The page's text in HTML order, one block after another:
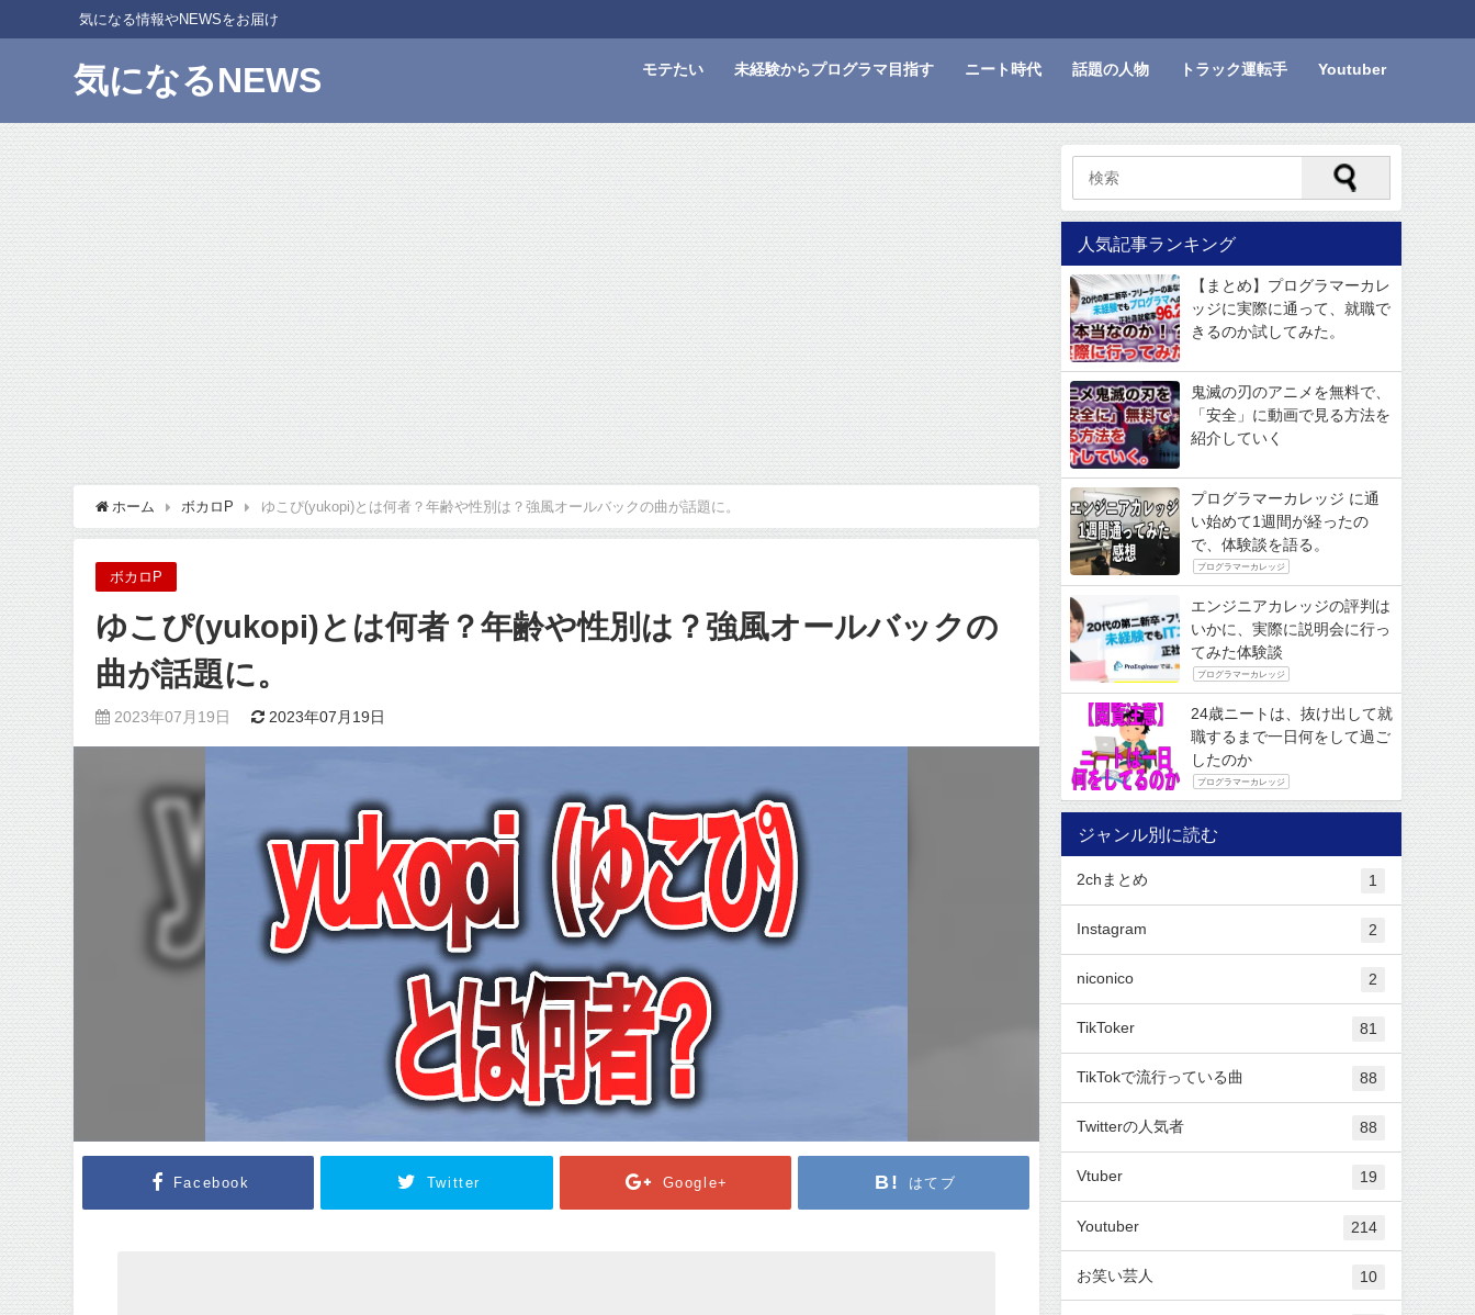
気になる情報やNEWSをお届け
気になるNEWS モテたい 未経験からプログラマ目指す ニート時代 話題の人物 トラック運転手 Youtuber
ホーム ボカロP ゆこぴ(yukopi)とは何者？年齢や性別は？強風オールバックの曲が話題に。
ボカロP
ゆこぴ(yukopi)とは何者？年齢や性別は？強風オールバックの
曲が話題に。
2023年07月19日 2023年07月19日
Facebook Twitter Google+ はてブ
人気記事ランキング
【まとめ】プログラマーカレ
ッジに実際に通って、就職で
きるのか試してみた。
鬼滅の刃のアニメを無料で、
「安全」に動画で見る方法を
紹介していく
プログラマーカレッジ に通
い始めて1週間が経ったの
で、体験談を語る。
プログラマーカレッジ
エンジニアカレッジの評判は
いかに、実際に説明会に行っ
てみた体験談
プログラマーカレッジ
24歳ニートは、抜け出して就
職するまで一日何をして過ご
したのか
プログラマーカレッジ
ジャンル別に読む
2chまとめ 1
Instagram 2
niconico 2
TikToker 81
TikTokで流行っている曲 88
Twitterの人気者 88
Vtuber 19
Youtuber 214
お笑い芸人 10